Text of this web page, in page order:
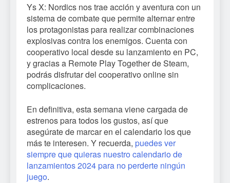
Ys X: Nordics nos trae acción y aventura con un
sistema de combate que permite alternar entre
los protagonistas para realizar combinaciones
explosivas contra los enemigos. Cuenta con
cooperativo local desde su lanzamiento en PC,
y gracias a Remote Play Together de Steam,
podrás disfrutar del cooperativo online sin
complicaciones.
En definitiva, esta semana viene cargada de
estrenos para todos los gustos, así que
asegúrate de marcar en el calendario los que
más te interesen. Y recuerda, puedes ver
siempre que quieras nuestro calendario de
lanzamientos 2024 para no perderte ningún
juego.